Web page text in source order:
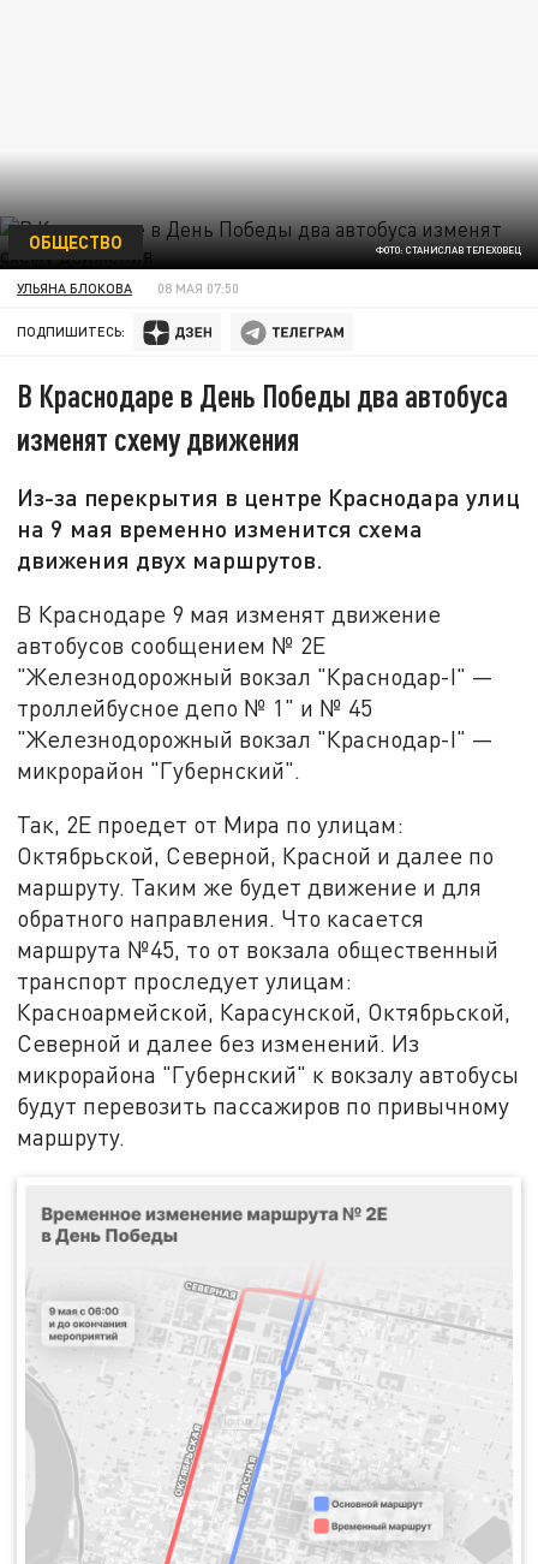
ФОТО: СТАНИСЛАВ ТЕЛЕХОВЕЦ
ОБЩЕСТВО
УЛЬЯНА БЛОКОВА 08 МАЯ 07:50
ПОДПИШИТЕСЬ:
В Краснодаре в День Победы два автобуса
изменят схему движения
Из-за перекрытия в центре Краснодара улиц
на 9 мая временно изменится схема
движения двух маршрутов.
В Краснодаре 9 мая изменят движение
автобусов сообщением № 2Е
"Железнодорожный вокзал "Краснодар-I" —
троллейбусное депо № 1" и № 45
"Железнодорожный вокзал "Краснодар-I" —
микрорайон "Губернский".
Так, 2Е проедет от Мира по улицам:
Октябрьской, Северной, Красной и далее по
маршруту. Таким же будет движение и для
обратного направления. Что касается
маршрута №45, то от вокзала общественный
транспорт проследует улицам:
Красноармейской, Карасунской, Октябрьской,
Северной и далее без изменений. Из
микрорайона "Губернский" к вокзалу автобусы
будут перевозить пассажиров по привычному
маршруту.